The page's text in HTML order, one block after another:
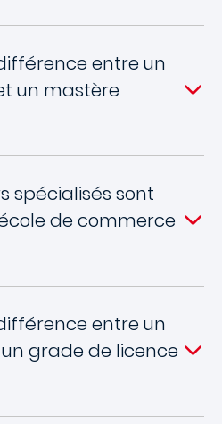
entre un
un mastère
spécialisés sont
de commerce
entre un
grade de licence